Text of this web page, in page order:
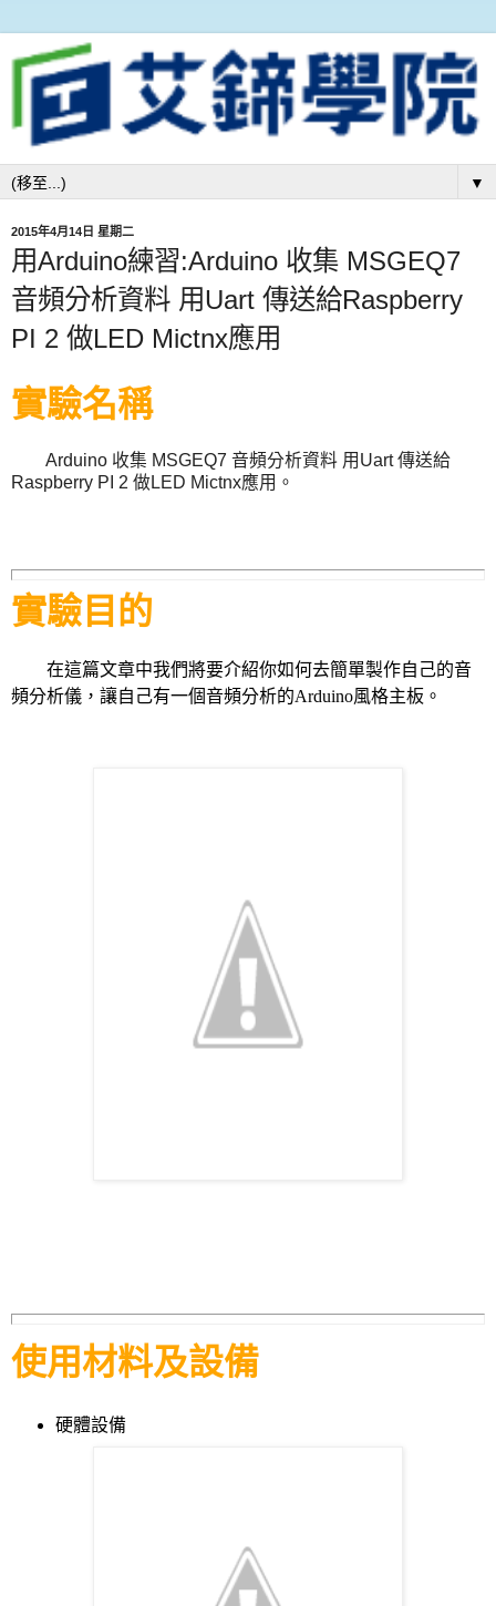
▼
2015年4月14日 星期二
用Arduino練習:Arduino 收集 MSGEQ7
音頻分析資料 用Uart 傳送給Raspberry
PI 2 做LED Mictnx應用
實驗名稱
Arduino 收集 MSGEQ7 音頻分析資料 用Uart 傳送給
Raspberry PI 2 做LED Mictnx應用。
實驗目的
在這篇文章中我們將要介紹你如何去簡單製作自己的音
頻分析儀，讓自己有一個音頻分析的Arduino風格主板。
使用材料及設備
硬體設備